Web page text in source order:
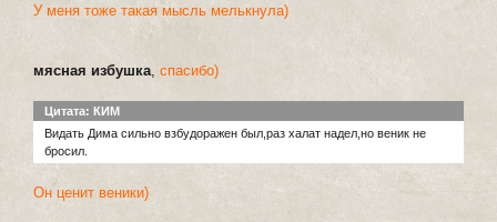
У меня тоже такая мысль мелькнула)
мясная избушка спасибо)
Цитата: КИМ
Видать Дима сильно взбудоражен был,раз халат надел,но веник не
бросил.
Он ценит веники)